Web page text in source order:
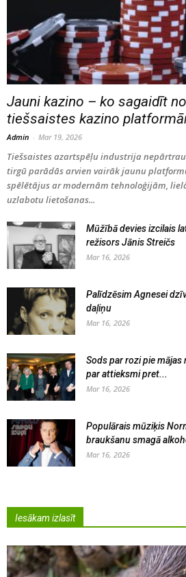
Jauni kazino – ko sagaidīt
tiešsaistes kazino
Admin - Mar 19, 2026
Tiešsaistes azartspēļu industrija
tirgū parādās arvien vairāk jaunu
spēlētājus ar modernām tehnoloģijām,
uzlabotu lietošanas...
Mūžībā devies izcilais
režisors Jānis Streičs
Mar 16, 2026
Palīdzēsim Agnesei
daļiņu
Mar 16, 2026
Sods par rozi pie
par attieksmi pret...
Mar 16, 2026
Populārais mūziķis
braukšanu smagā
Mar 16, 2026
Iesākam izlasīt